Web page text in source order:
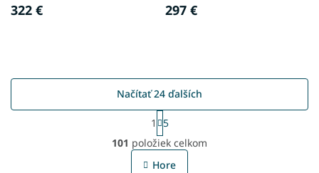
322 € 297 €
O
v
l
Načítať 24 ďalších
S
t
r
á
n
1
5
101 položiek celkom
Hore